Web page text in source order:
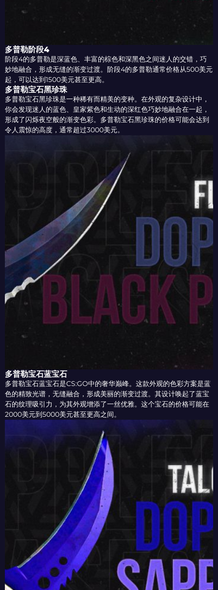
多普勒阶段4
阶段4的多普勒是深蓝色、丰富的棕色和深黑色之间迷人的交错，巧
妙地融合，形成无缝的渐变过渡。阶段4的多普勒通常价格从500美元
起，可以达到1500美元甚至更高。
多普勒宝石黑珍珠
多普勒宝石黑珍珠是一种稀有而精美的变种。在外观的复杂设计中，
你会发现迷人的蓝色、皇家紫色和生动的深红色巧妙地融合在一起，
形成了闪烁夜空般的渐变色彩。多普勒宝石黑珍珠的价格可能会达到
令人震惊的高度，通常超过3000美元。
多普勒宝石蓝宝石
多普勒宝石蓝宝石是CS:GO中的奢华巅峰。这款外观的色彩方案是蓝
色的精致光谱，无缝融合，形成美丽的渐变过渡。其设计唤起了蓝宝
石的纹理吸引力，为其外观增添了一丝优雅。这个宝石的价格可能在
2000美元到5000美元甚至更高之间。